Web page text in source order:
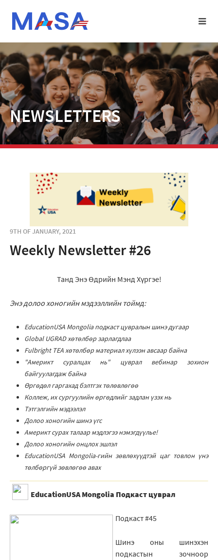
NEWSLETTERS
9TH OF JANUARY, 2021
Weekly Newsletter #26
Танд Энэ Өдрийн Мэнд Хүргэе!
Энэ долоо хоногийн мэдээллийн тоймд:
EducationUSA Mongolia подкаст цувралын шинэ дугаар
Global UGRAD хөтөлбөр зарлагдлаа
Fulbright TEA хөтөлбөр материал хүлээн авсаар байна
"Америкт суралцах нь" цуврал вебинар зохион
байгуулагдаж байна
Өргөдөл гаргахад бэлтгэх төлөвлөгөө
Коллеж, их сургуулийн өргөдлийг задлан үзэх нь
Тэтгэлгийн мэдээлэл
Долоо хоногийн шинэ үгс
Америкт сурах талаар мэдлэгээ нэмэгдүүлье!
Долоо хоногийн онцлох эшлэл
EducationUSA Mongolia-гийн зѳвлѳхүүдтэй цаг товлон үнэ
тѳлбѳргүй зѳвлѳгѳѳ авах
EducationUSA Mongolia Подкаст цуврал
Подкаст #45
Шинэ оны шинэхэн
подкастын зочноор